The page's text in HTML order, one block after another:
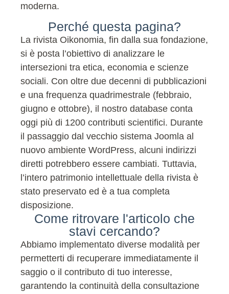
moderna.
Perché questa pagina?
La rivista Oikonomia, fin dalla sua fondazione,
si è posta l’obiettivo di analizzare le
intersezioni tra etica, economia e scienze
sociali. Con oltre due decenni di pubblicazioni
e una frequenza quadrimestrale (febbraio,
giugno e ottobre), il nostro database conta
oggi più di 1200 contributi scientifici. Durante
il passaggio dal vecchio sistema Joomla al
nuovo ambiente WordPress, alcuni indirizzi
diretti potrebbero essere cambiati. Tuttavia,
l’intero patrimonio intellettuale della rivista è
stato preservato ed è a tua completa
disposizione.
Come ritrovare l'articolo che
stavi cercando?
Abbiamo implementato diverse modalità per
permetterti di recuperare immediatamente il
saggio o il contributo di tuo interesse,
garantendo la continuità della consultazione